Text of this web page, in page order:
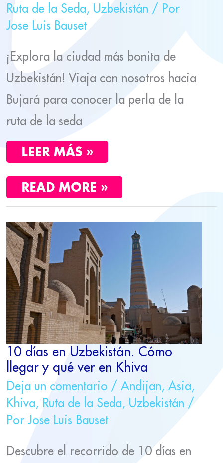
Ruta de la Seda, Uzbekistán / Por
Jose Luis Bauset
¡Explora la ciudad más bonita de
Uzbekistán! Viaja con nosotros hacia
Bujará para conocer la perla de la
ruta de la seda
LEER MÁS »
READ MORE »
10 días en Uzbekistán. Cómo
llegar y qué ver en Khiva
Deja un comentario / Andijan, Asia,
Khiva, Ruta de la Seda, Uzbekistán /
PorJose Luis Bauset
Descubre el recorrido de 10 días en
10
DÍAS
EN
UZBEKISTÁN.
CÓMO
LLEGAR
Y
QUÉ
VER
EN
KHIVA